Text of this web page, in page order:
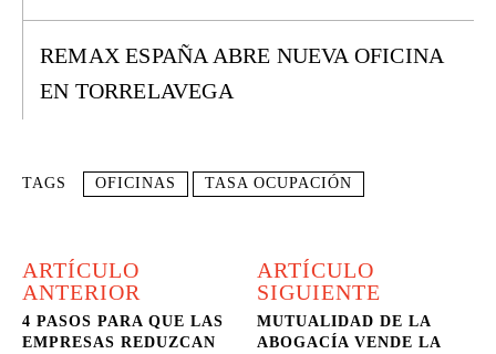
REMAX ESPAÑA ABRE NUEVA OFICINA
EN TORRELAVEGA
TAGS OFICINAS TASA OCUPACIÓN
ARTÍCULO
ANTERIOR
4 PASOS PARA QUE LAS
EMPRESAS REDUZCAN
ARTÍCULO
SIGUIENTE
MUTUALIDAD DE LA
ABOGACÍA VENDE LA